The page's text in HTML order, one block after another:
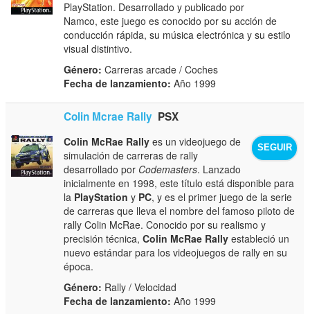
PlayStation. Desarrollado y publicado por
Namco, este juego es conocido por su acción de
conducción rápida, su música electrónica y su estilo
visual distintivo.
Género: Carreras arcade / Coches
Fecha de lanzamiento: Año 1999
Colin Mcrae Rally PSX
SEGUIR
Colin McRae Rally es un videojuego de
simulación de carreras de rally
desarrollado por Codemasters. Lanzado
inicialmente en 1998, este título está disponible para
la PlayStation y PC, y es el primer juego de la serie
de carreras que lleva el nombre del famoso piloto de
rally Colin McRae. Conocido por su realismo y
precisión técnica,Colin McRae Rally estableció un
nuevo estándar para los videojuegos de rally en su
época.
Género: Rally / Velocidad
Fecha de lanzamiento: Año 1999